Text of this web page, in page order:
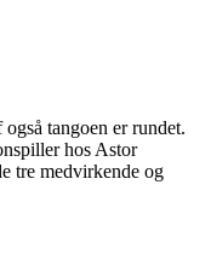
tangoen er rundet.
hos Astor
tre medvirkende og